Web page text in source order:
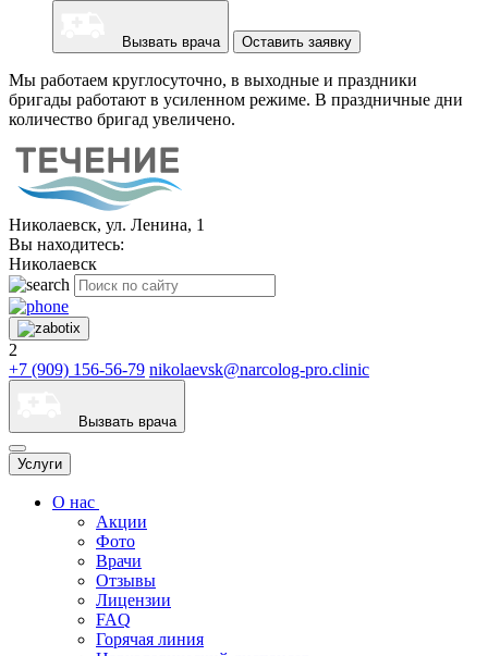
Вызвать врача Оставить заявку
Мы работаем круглосуточно, в выходные и праздники
бригады работают в усиленном режиме. В праздничные дни
количество бригад увеличено.
Николаевск, ул. Ленина, 1
Вы находитесь:
Николаевск
2
+7 (909) 156-56-79 nikolaevsk@narcolog-pro.clinic
Вызвать врача
Услуги
О нас
Акции
Фото
Врачи
Отзывы
Лицензии
FAQ
Горячая линия